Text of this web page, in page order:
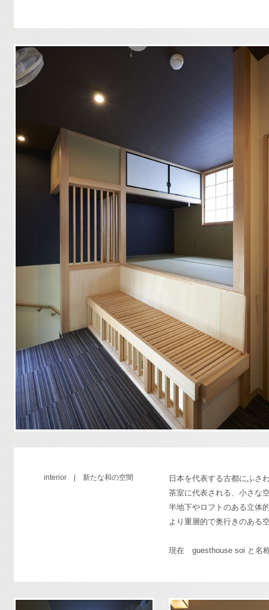
interior | 新たな和の空間
日本を代表する古都にふさ
茶室に代表される、小さな
半地下やロフトのある立体
より重層的で奥行きのある
現在 guesthouse soi と名